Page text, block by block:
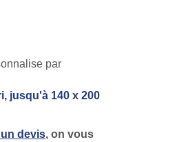
par
jusqu'à 140 x 200
devis, on vous